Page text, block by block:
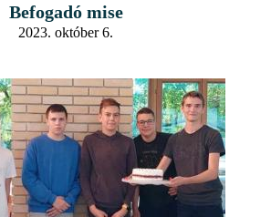
Befogadó mise
2023. október 6.